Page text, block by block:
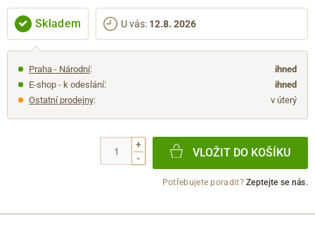
Skladem U vás: 12.8. 2026
Praha - Národní:
ihned
E-shop - k odeslání:
ihned
Ostatní prodejny: v úterý
+
-
VLOŽIT DO KOŠÍKU
Potřebujete poradit?Zeptejte se nás.